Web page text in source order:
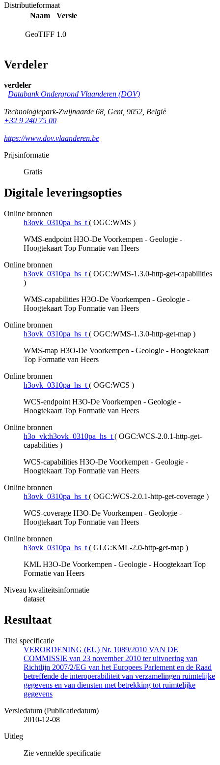
Distributieformaat
Naam
Versie
GeoTIFF 1.0
Verdeler
verdeler
Databank Ondergrond Vlaanderen (DOV)
Technologiepark-Zwijnaarde 68, Gent, 9052, België
+32 9 240 75 00
https://www.dov.vlaanderen.be
Prijsinformatie
Gratis
Digitale leveringsopties
Online bronnen
h3ovk_0310pa_hs_t ( OGC:WMS )
WMS-endpoint H3O-De Voorkempen - Geologie -
Hoogtekaart Top Formatie van Heers
Online bronnen
h3ovk_0310pa_hs_t ( OGC:WMS-1.3.0-http-get-capabilities
)
WMS-capabilities H3O-De Voorkempen - Geologie -
Hoogtekaart Top Formatie van Heers
Online bronnen
h3ovk_0310pa_hs_t ( OGC:WMS-1.3.0-http-get-map )
WMS-map H3O-De Voorkempen - Geologie - Hoogtekaart
Top Formatie van Heers
Online bronnen
h3ovk_0310pa_hs_t ( OGC:WCS )
WCS-endpoint H3O-De Voorkempen - Geologie -
Hoogtekaart Top Formatie van Heers
Online bronnen
h3o_vk:h3ovk_0310pa_hs_t ( OGC:WCS-2.0.1-http-get-
capabilities )
WCS-capabilities H3O-De Voorkempen - Geologie -
Hoogtekaart Top Formatie van Heers
Online bronnen
h3ovk_0310pa_hs_t ( OGC:WCS-2.0.1-http-get-coverage )
WCS-coverage H3O-De Voorkempen - Geologie -
Hoogtekaart Top Formatie van Heers
Online bronnen
h3ovk_0310pa_hs_t ( GLG:KML-2.0-http-get-map )
KML H3O-De Voorkempen - Geologie - Hoogtekaart Top
Formatie van Heers
Niveau kwaliteitsinformatie
dataset
Resultaat
Titel specificatie
VERORDENING (EU) Nr. 1089/2010 VAN DE
COMMISSIE van 23 november 2010 ter uitvoering van
Richtlijn 2007/2/EG van het Europees Parlement en de Raad
betreffende de interoperabiliteit van verzamelingen ruimtelijke
gegevens en van diensten met betrekking tot ruimtelijke
gegevens
Versiedatum (Publicatiedatum)
2010-12-08
Uitleg
Zie vermelde specificatie